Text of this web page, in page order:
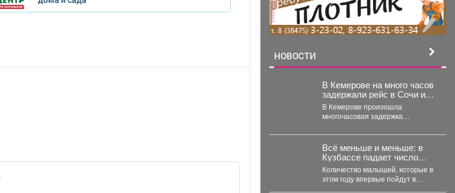
реклама
НОВОСТИ
В Кемерове на много часов
задержали рейс в Сочи из-
за опасности
В Кемерове произошла
многочасовая задержка
которые ввела Росавиация.
Утром в четверг,...
Всё меньше и меньше: в
Кузбассе падает число
первоклассников
Количество малышей, которые в
этом году впервые пойдут в